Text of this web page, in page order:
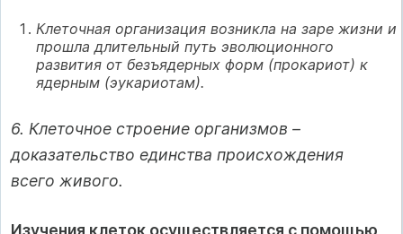
Клеточная организация возникла на заре жизни и
прошла длительный путь эволюционного
развития от безъядерных форм (прокариот) к
ядерным (эукариотам).
6. Клеточное строение организмов –
доказательство единства происхождения
всего живого.
Изучения клеток осуществляется с помощью